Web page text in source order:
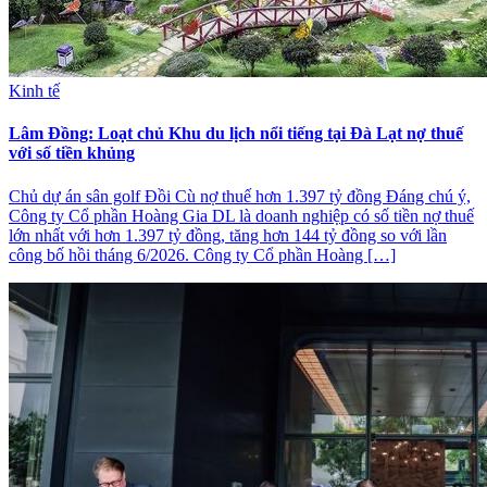
Kinh tế
Lâm Đồng: Loạt chủ Khu du lịch nổi tiếng tại Đà Lạt nợ thuế
với số tiền khủng
Chủ dự án sân golf Đồi Cù nợ thuế hơn 1.397 tỷ đồng Đáng chú ý,
Công ty Cổ phần Hoàng Gia DL là doanh nghiệp có số tiền nợ thuế
lớn nhất với hơn 1.397 tỷ đồng, tăng hơn 144 tỷ đồng so với lần
công bố hồi tháng 6/2026. Công ty Cổ phần Hoàng […]